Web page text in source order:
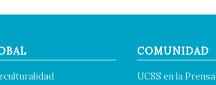
COMUNIDAD
UCSS en la Prensa